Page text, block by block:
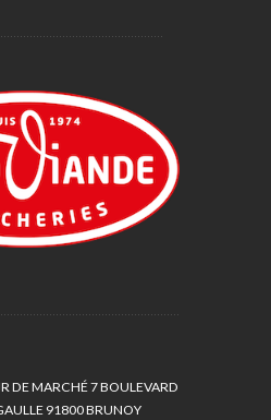
DE MARCHÉ 7 BOULEVARD
91800 BRUNOY